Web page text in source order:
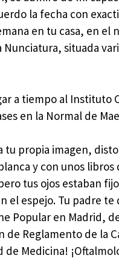
la fecha con
en tu casa, en el
situada
a tiempo al Instituto
en la Normal de
propia imagen,
y con unos
tus ojos estaban
el espejo. Tu padre
Popular en Madrid,
Reglamento de la
de Medicina!